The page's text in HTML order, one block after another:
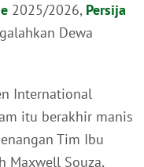
2025/2026, Persija
Dewa
International
itu berakhir manis
Tim Ibu
Maxwell Souza,